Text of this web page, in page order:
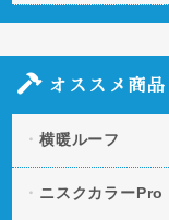
オススメ商品
横暖ルーフ
ニスクカラーPro